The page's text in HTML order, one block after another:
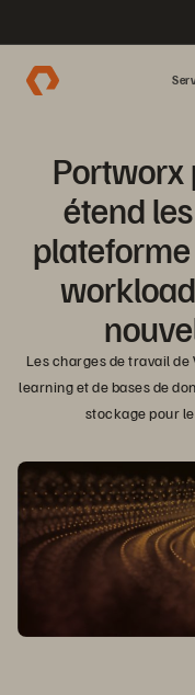
Portworx
étend
Les charges de travail
learning et de bases de
stockage pour